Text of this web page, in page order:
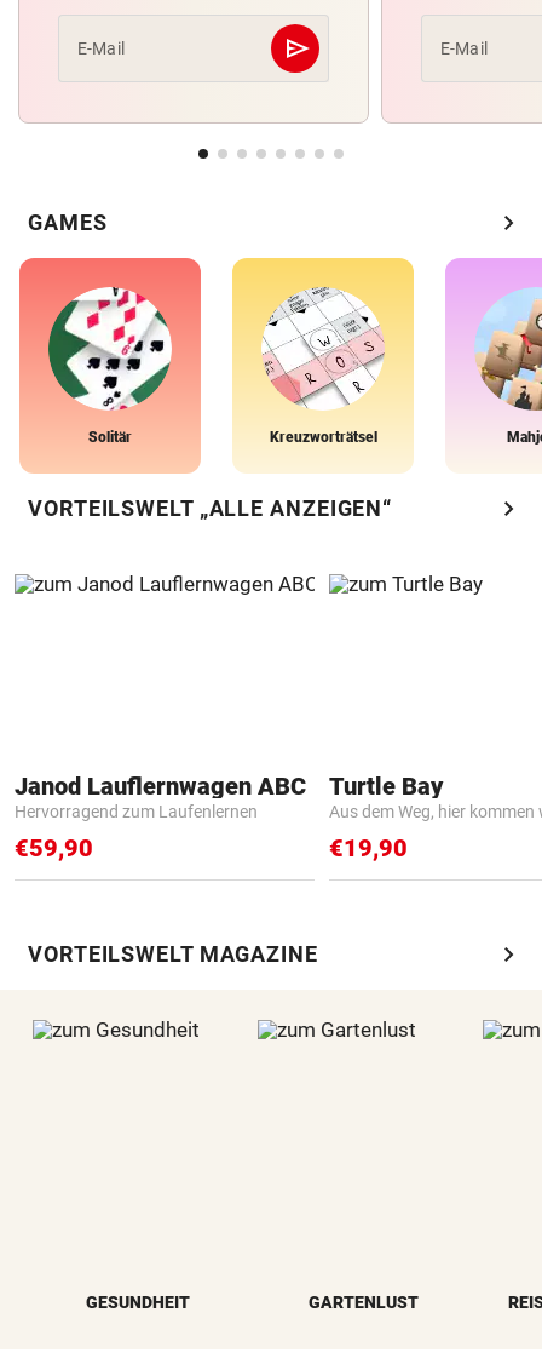
E-Mail send
Abschicken E-Mail
GAMES chevron_right
Solitär Kreuzworträtsel
VORTEILSWELT „ALLE ANZEIGEN“ chevron_right
Janod Lauflernwagen ABC
Hervorragend zum Laufenlernen
€59,90
Turtle Bay
Aus dem Weg, hier kommen
€19,90
VORTEILSWELT MAGAZINE chevron_right
GESUNDHEIT GARTENLUST